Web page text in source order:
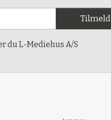
Tilmeld
du L-Mediehus A/S